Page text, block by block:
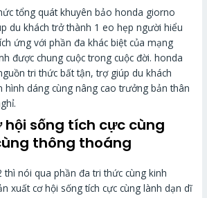
tổng quát khuyên bảo honda giorno
du khách trở thành 1 eo hẹp người hiểu
ứng với phần đa khác biệt của mạng
được chung cuộc trong cuộc đời. honda
tri thức bất tận, trợ giúp du khách
hình dáng cùng nâng cao trưởng bản thân
hội sống tích cực cùng
thông thoáng
nói qua phần đa tri thức cùng kinh
xuất cơ hội sống tích cực cùng lành dạn dĩ